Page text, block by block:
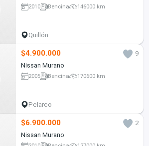
2010 Bencina 146000 km
Quillón
$4.900.000
9
Nissan Murano
2005 Bencina 170600 km
Pelarco
$6.900.000
2
Nissan Murano